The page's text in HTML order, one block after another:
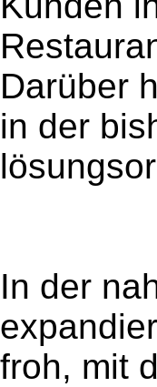
Darüber
in der
In der
froh, mit